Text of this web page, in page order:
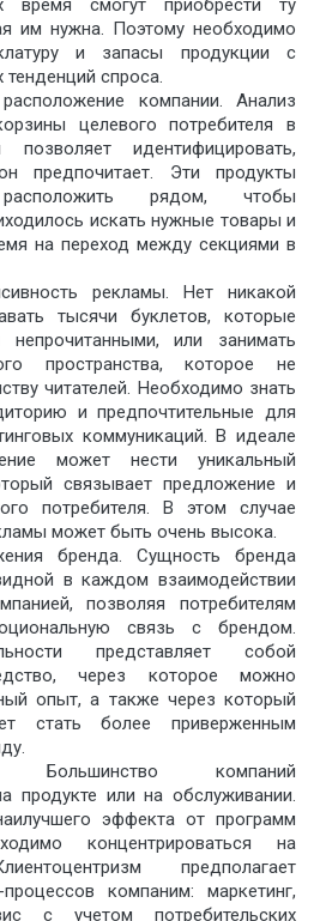
им нужна. Поэтому необходимо
и запасы продукции с
спроса.
компании. Анализ
целевого потребителя в
идентифицировать,
предпочитает. Эти продукты
расположить рядом, чтобы
искать нужные товары и
на переход между секциями в
рекламы. Нет никакой
тысячи буклетов, которые
или занимать
пространства, которое не
читателей. Необходимо знать
и предпочтительные для
коммуникаций. В идеале
может нести уникальный
связывает предложение и
потребителя. В этом случае
может быть очень высока.
бренда. Сущность бренда
в каждом взаимодействии
позволяя потребителям
связь с брендом.
представляет собой
через которое можно
опыт, а также через который
стать более приверженным
Большинство компаний
продукте или на обслуживании.
эффекта от программ
концентрироваться на
предполагает
компаним: маркетинг,
с учетом потребительских